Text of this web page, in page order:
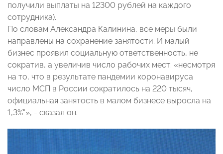
получили выплаты на 12300 рублей на каждого
сотрудника).
По словам Александра Калинина, все меры были
направлены на сохранение занятости. И малый
бизнес проявил социальную ответственность, не
сократив, а увеличив число рабочих мест: «несмотря
на то, что в результате пандемии коронавируса
число МСП в России сократилось на 220 тысяч,
официальная занятость в малом бизнесе выросла на
1,3%"», - сказал он.